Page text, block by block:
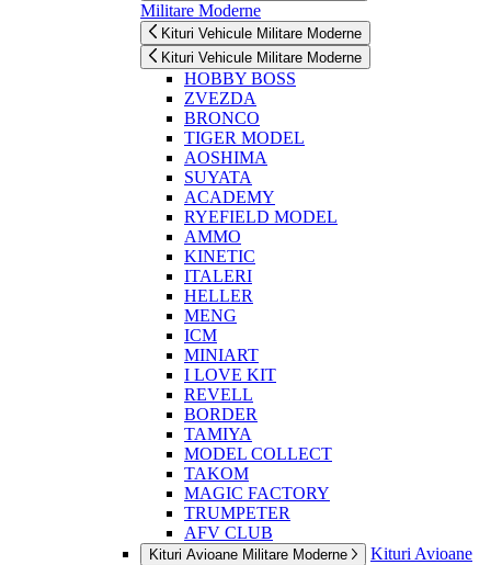
Militare Moderne
Kituri Vehicule Militare Moderne
Kituri Vehicule Militare Moderne
HOBBY BOSS
ZVEZDA
BRONCO
TIGER MODEL
AOSHIMA
SUYATA
ACADEMY
RYEFIELD MODEL
AMMO
KINETIC
ITALERI
HELLER
MENG
ICM
MINIART
I LOVE KIT
REVELL
BORDER
TAMIYA
MODEL COLLECT
TAKOM
MAGIC FACTORY
TRUMPETER
AFV CLUB
Kituri Avioane Militare Moderne
Kituri Avioane